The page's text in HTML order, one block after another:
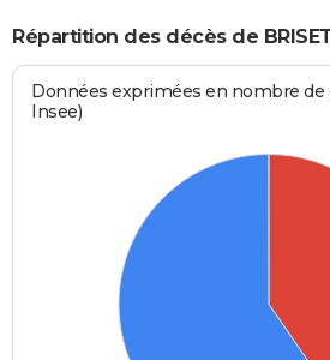
Répartition des décès de
Données exprimées en nombre de
Insee)